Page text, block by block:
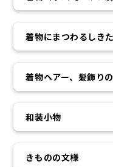
着物にまつわるしき
着物ヘアー、髪飾り
和装小物
きものの文様